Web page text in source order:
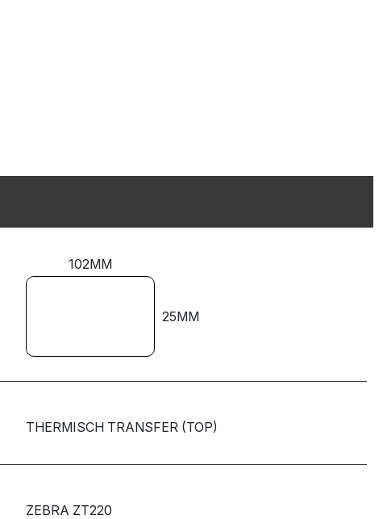
102MM
25MM
THERMISCH TRANSFER (TOP)
ZEBRA ZT220